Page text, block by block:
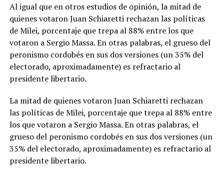
Al igual que en otros estudios de opinión, la mitad de
quienes votaron Juan Schiaretti rechazan las políticas
de Milei, porcentaje que trepa al 88% entre los que
votaron a Sergio Massa. En otras palabras, el grueso del
peronismo cordobés en sus dos versiones (un 35% del
electorado, aproximadamente) es refractario al
presidente libertario.
La mitad de quienes votaron Juan Schiaretti rechazan
las políticas de Milei, porcentaje que trepa al 88% entre
los que votaron a Sergio Massa. En otras palabras, el
grueso del peronismo cordobés en sus dos versiones (un
35% del electorado, aproximadamente) es refractario al
presidente libertario.